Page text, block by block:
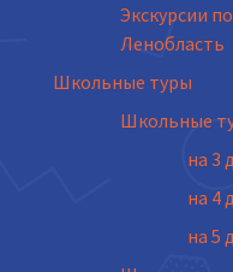
Экскурсии
Ленобласть
Школьные туры
Школьные
на 3
на 4
на 5